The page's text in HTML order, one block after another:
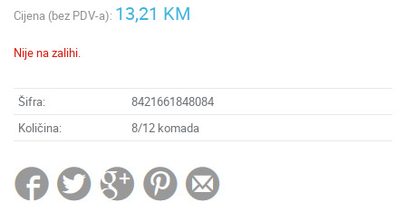
Cijena (bez PDV-a): 13,21 KM
Nije na zalihi.
Šifra:
8421661848084
Količina:
8/12 komada